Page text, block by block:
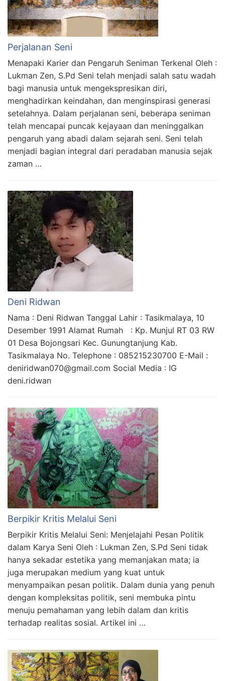
Perjalanan Seni
Menapaki Karier dan Pengaruh Seniman Terkenal Oleh :
Lukman Zen, S.Pd Seni telah menjadi salah satu wadah
bagi manusia untuk mengekspresikan diri,
menghadirkan keindahan, dan menginspirasi generasi
setelahnya. Dalam perjalanan seni, beberapa seniman
telah mencapai puncak kejayaan dan meninggalkan
pengaruh yang abadi dalam sejarah seni. Seni telah
menjadi bagian integral dari peradaban manusia sejak
zaman …
Deni Ridwan
Nama : Deni Ridwan Tanggal Lahir : Tasikmalaya, 10
Desember 1991 Alamat Rumah : Kp. Munjul RT 03 RW
01 Desa Bojongsari Kec. Gunungtanjung Kab.
Tasikmalaya No. Telephone : 085215230700 E-Mail :
deniridwan070@gmail.com Social Media : IG
deni.ridwan
Berpikir Kritis Melalui Seni
Berpikir Kritis Melalui Seni: Menjelajahi Pesan Politik
dalam Karya Seni Oleh : Lukman Zen, S.Pd Seni tidak
hanya sekadar estetika yang memanjakan mata; ia
juga merupakan medium yang kuat untuk
menyampaikan pesan politik. Dalam dunia yang penuh
dengan kompleksitas politik, seni membuka pintu
menuju pemahaman yang lebih dalam dan kritis
terhadap realitas sosial. Artikel ini …